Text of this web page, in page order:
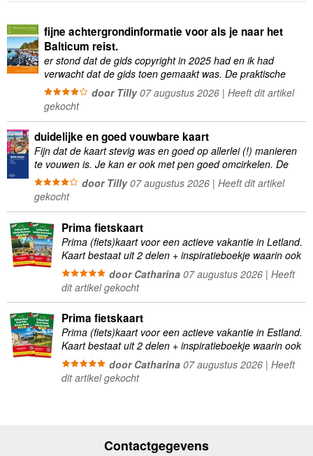
fijne achtergrondinformatie voor als je naar het
Balticum reist.
er stond dat de gids copyright in 2025 had en ik had
verwacht dat de gids toen gemaakt was. De praktische
informatie was vaak wat …
door Tilly07 augustus 2026 | Heeft dit artikel
gekocht
duidelijke en goed vouwbare kaart
Fijn dat de kaart stevig was en goed op allerlei (!) manieren
te vouwen is. Je kan er ook met pen goed omcirkelen. De
kartonnen …door Tilly07 augustus 2026 | Heeft dit artikel
gekocht
Prima fietskaart
Prima (fiets)kaart voor een actieve vakantie in Letland.
Kaart bestaat uit 2 delen + inspiratieboekje waarin ook
verschillende internationale en nationale fietsroutes
worden beschreven. Goed …
door Catharina07 augustus 2026 | Heeft
dit artikel gekocht
Prima fietskaart
Prima (fiets)kaart voor een actieve vakantie in Estland.
Kaart bestaat uit 2 delen + inspiratieboekje waarin ook
verschillende internationale en nationale fietsroutes
worden beschreven. Goed …
door Catharina07 augustus 2026 | Heeft
dit artikel gekocht
Contactgegevens